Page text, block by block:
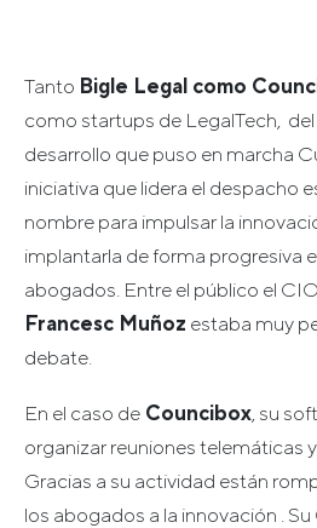
Tanto Bigle Legal como
como startups de LegalTech,
desarrollo que puso en marcha
iniciativa que lidera el despacho
nombre para impulsar la
implantarla de forma progresiva
abogados. Entre el público el
Francesc Muñoz estaba muy
debate.
En el caso de Councibox, su
organizar reuniones telemáticas
Gracias a su actividad están
los abogados a la innovación . Su